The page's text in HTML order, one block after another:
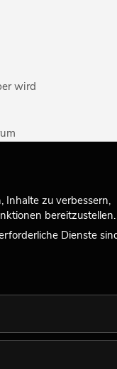
wird
der
für
zu
Inhalte zu verbessern,
bereitzustellen.
Dienste